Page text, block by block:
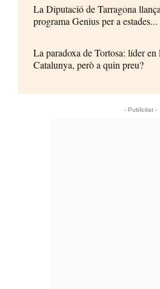
La Diputació de Tarragona
programa Genius per a estades...
La paradoxa de Tortosa: líder en
Catalunya, però a quin preu?
- Publicitat -